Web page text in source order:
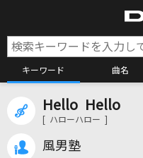
キーワード 曲名
Hello Hello
[ ハローハロー ]
風男塾